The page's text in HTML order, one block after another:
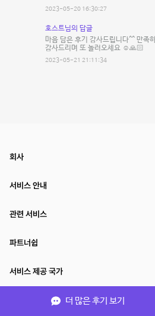
2023-05-20 16:30:27
호스트님의 답글
마음 담은 후기 감사드립니다^^ 만족
감사드리며 또 놀러오세요 ☺️🙏🏻
2023-05-21 21:11:34
더 많은 후기 보기
회사
서비스 안내
관련 서비스
파트너쉽
서비스 제공 국가